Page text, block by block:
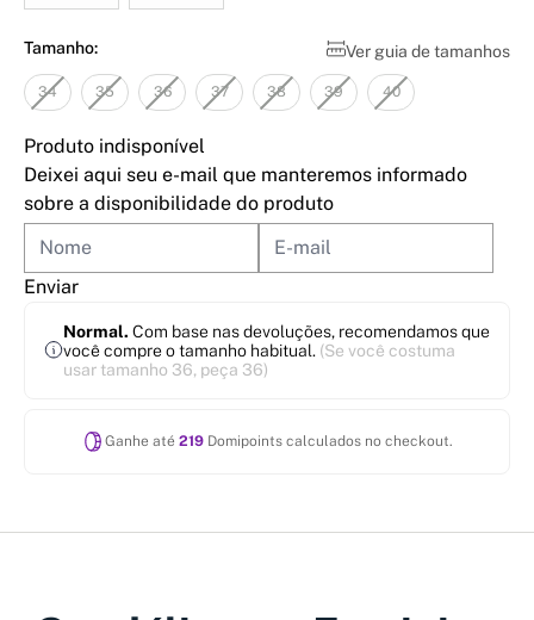
Ver guia de tamanhos
Tamanho:
34 35 36 37 38 39 40
Produto indisponível
Deixei aqui seu e-mail que manteremos informado
sobre a disponibilidade do produto
Enviar
Normal. Com base nas devoluções, recomendamos que
você compre o tamanho habitual. (Se você costuma
usar tamanho 36, peça 36)
Ganhe até 219 Domipoints calculados no checkout.